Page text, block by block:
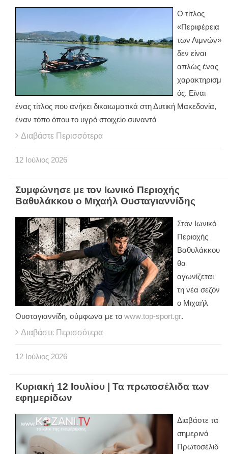
Ο τίτλος
«Περιφέρεια
των Λιμνών»
δεν είναι
απλώς ένας
χαρακτηρισμ
ός. Είναι
ένας τίτλος που ανήκει δικαιωματικά στη Δυτική Μακεδονία,
έναν τόπο όπου το υγρό στοιχείο συναντά
Διαβάστε Περισσότερα
12 Ιούλιος 2026
Συμφώνησε με τον Ιωνικό Περιοχής
Βαθυλάκκου ο Μιχαήλ Ουσταγιαννίδης
Στον Ιωνικό
Περιοχής
Βαθυλάκκου
θα
αγωνίζεται
τη νέα σεζόν
ο Μιχαήλ
Ουσταγιαννίδη, σύμφωνα με το www.top-sport.gr.
Διαβάστε Περισσότερα
12 Ιούλιος 2026
Κυριακή 12 Ιουλίου | Τα πρωτοσέλιδα των
εφημερίδων
Διαβάστε τα
σημερινά
Πρωτοσέλιδ